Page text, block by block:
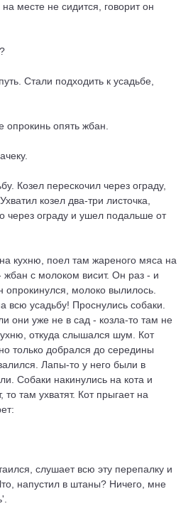
месте не сидится, говорит он
Стали подходить к усадьбе,
опять жбан.
Козел перескочил через ограду,
козел два-три листочка,
через ограду и ушел подальше от
кухню, поел там жареного мяса на
жбан с молоком висит. Он раз - и
молоко вылилось.
всю усадьбу! Проснулись собаки.
они уже не в сад - козла-то там не
откуда слышался шум. Кот
только добрался до середины
Лапы-то у него были в
Собаки накинулись на кота и
то там ухватят. Кот прыгает на
слушает всю эту перепалку и
напустил в штаны? Ничего, мне